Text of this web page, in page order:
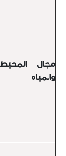
مجال المحيط
والمياه